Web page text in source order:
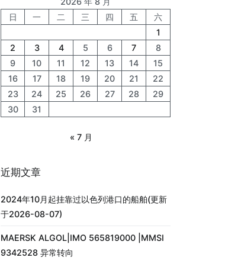
日
一 二 三 四 五
六
1
2
3 4 5 6 7
8
9
10 11 12 13 14
15
16
17 18 19 20 21
22
23
24 25 26 27 28
29
30
31
« 7 月
近期文章
2024年10月起挂靠过以色列港口的船舶(更新
于2026-08-07)
MAERSK ALGOL|IMO 565819000 |MMSI
9342528 异常转向